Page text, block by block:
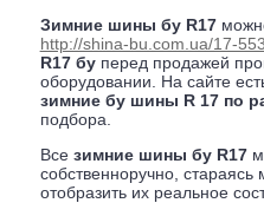
Зимние шины бу R17
http://shina-bu.com.ua/17-553
R17 буперед продажей
оборудовании. На сайте
зимние бу шины R 17 по
подбора.
Все зимние шины бу R17
собственноручно, стараясь
отобразить их реальное